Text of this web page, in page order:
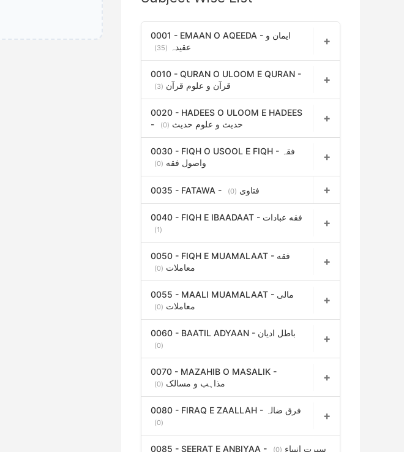
0001 - EMAAN O AQEEDA - ایمان و
عقیدہ
(35)
0010 - QURAN O ULOOM E QURAN -
قرآن و علوم قرآن (3)
0020 - HADEES O ULOOM E HADEES
- حدیث و علوم حدیث (0)
0030 - FIQH O USOOL E FIQH - فقہ
واصول فقه (0)
0035 - FATAWA - فتاوی (0)
0040 - FIQH E IBAADAAT - فقه عبادات
(1)
0050 - FIQH E MUAMALAAT - فقه
معاملات (0)
0055 - MAALI MUAMALAAT - مالی
معاملات (0)
0060 - BAATIL ADYAAN - باطل ادیان
(0)
0070 - MAZAHIB O MASALIK -
مذاہب و مسالک (0)
0080 - FIRAQ E ZAALLAH - فرق ضالہ
(0)
0085 - SEERAT E ANBIYAA - سیرت انبیاء (0)